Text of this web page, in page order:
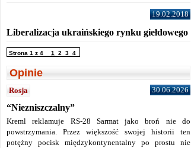
19.02.2018
Liberalizacja ukraińskiego rynku giełdowego
Strona 1 z 4 1 2 3 4
Opinie
Rosja 30.06.2026
“Niezniszczalny”
Kreml reklamuje RS-28 Sarmat jako broń nie do
powstrzymania. Przez większość swojej historii ten
potężny pocisk międzykontynentalny po prostu nie